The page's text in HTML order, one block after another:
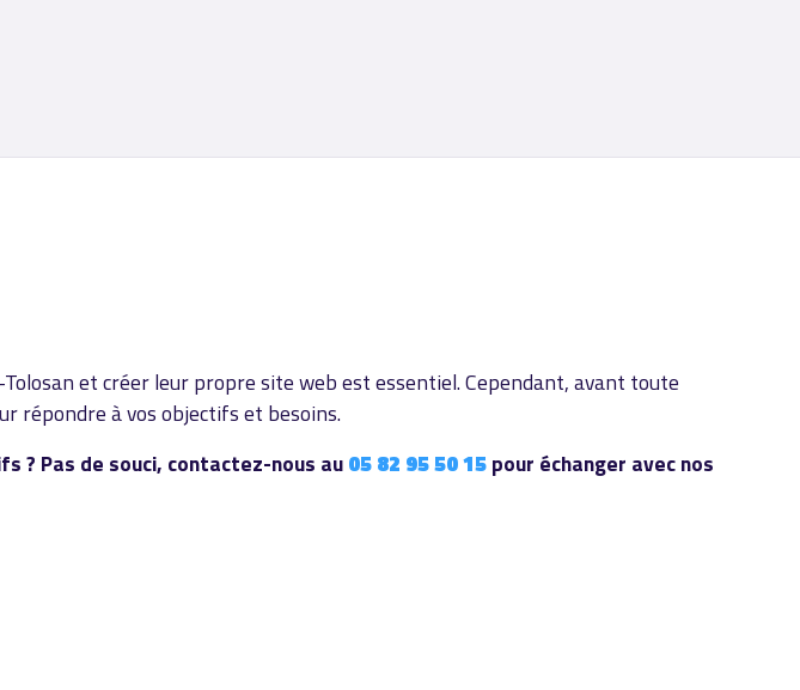
et créer leur propre site web est essentiel. Cependant, avant toute
répondre à vos objectifs et besoins.
? Pas de souci, contactez-nous au05 82 95 50 15pour échanger avec nos